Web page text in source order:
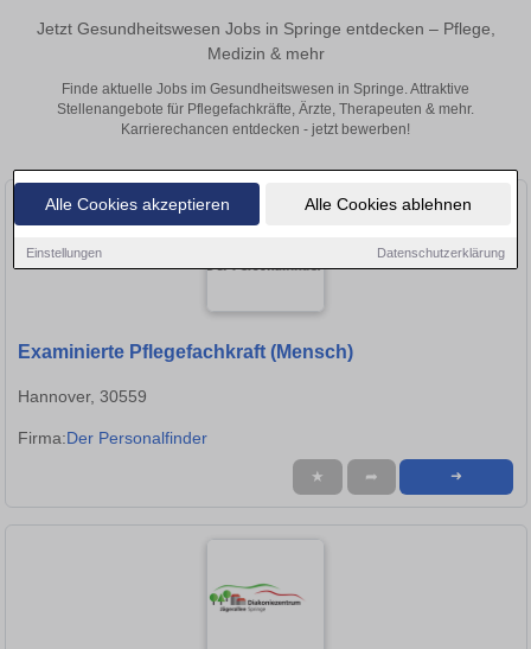
Alle Cookies akzeptieren Alle Cookies ablehnen
Einstellungen Datenschutzerklärung
Jetzt Gesundheitswesen Jobs in Springe entdecken – Pflege,
Medizin & mehr
Finde aktuelle Jobs im Gesundheitswesen in Springe. Attraktive
Stellenangebote für Pflegefachkräfte, Ärzte, Therapeuten & mehr.
Karrierechancen entdecken - jetzt bewerben!
Examinierte Pflegefachkraft (Mensch)
Hannover, 30559
Firma:Der Personalfinder
★ ➦ ➜